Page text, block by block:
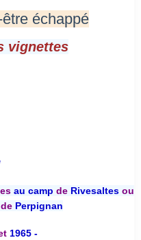
échappé
vignettes
au camp deRivesaltesou
Perpignan
1965 -